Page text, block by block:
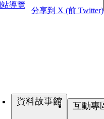
導覽
分享到 X (前 Twitter)
資料故事館